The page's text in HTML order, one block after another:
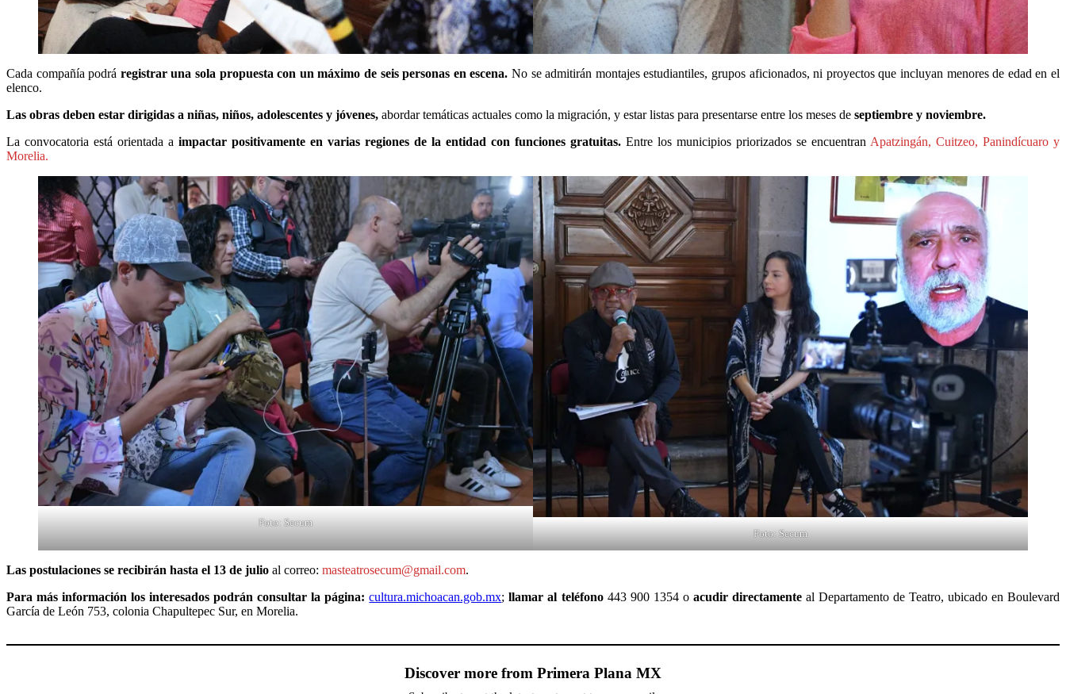
Cada compañía podrá registrar una sola propuesta con un máximo de seis personas en escena.No se admitirán montajes estudiantiles, grupos aficionados, ni proyectos que incluyan menores de edad en el
elenco.
Las obras deben estar dirigidas a niñas, niños, adolescentes y jóvenes, abordar temáticas actuales como la migración, y estar listas para presentarse entre los meses de septiembre y noviembre.
La convocatoria está orientada a impactar positivamente en varias regiones de la entidad con funciones gratuitas. Entre los municipios priorizados se encuentran Apatzingán, Cuitzeo, Panindícuaro y
Morelia.
Foto: Secum
Foto: Secum
Las postulaciones se recibirán hasta el 13 de julio al correo: masteatrosecum@gmail.com.
Para más información los interesados podrán consultar la página:cultura.michoacan.gob.mx;llamar al teléfono443 900 1354 o acudir directamente al Departamento de Teatro, ubicado en Boulevard
García de León 753, colonia Chapultepec Sur, en Morelia.
Discover more from Primera Plana MX